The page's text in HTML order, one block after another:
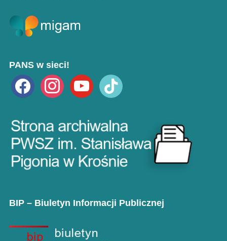
PANS w sieci!
facebook instagramyoutube tiktok
BIP – Biuletyn Informacji Publicznej